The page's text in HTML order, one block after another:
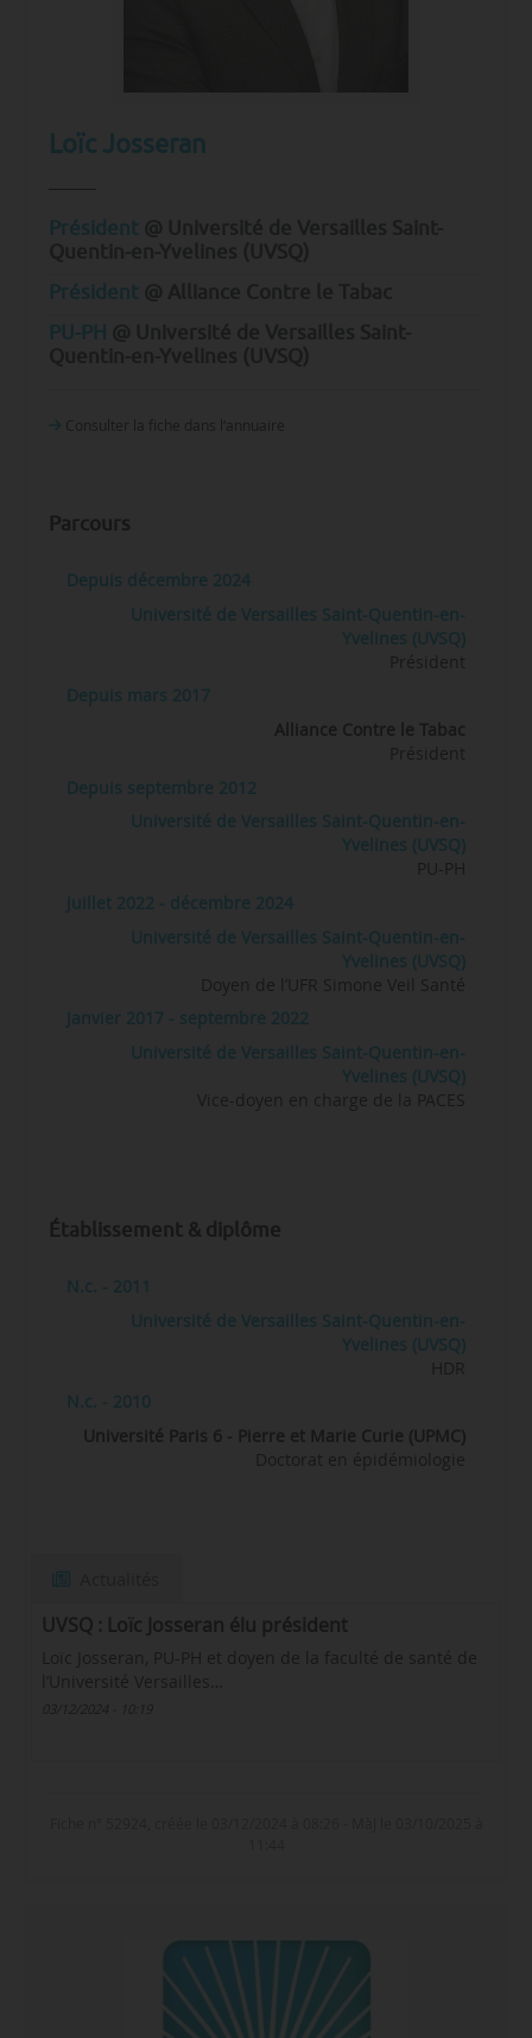
Loïc Josseran
Président
Président
PU-PH
Parcours
Depuis décembre 2024
Université de Versailles Saint-Quentin-en-
Yvelines (UVSQ)
Président
Depuis mars 2017
Alliance Contre le Tabac
Président
Depuis septembre 2012
Université de Versailles Saint-Quentin-en-
Yvelines (UVSQ)
PU-PH
Juillet 2022 - décembre 2024
Université de Versailles Saint-Quentin-en-
Yvelines (UVSQ)
Doyen de l’UFR Simone Veil Santé
Janvier 2017 - septembre 2022
Université de Versailles Saint-Quentin-en-
Yvelines (UVSQ)
Vice-doyen en charge de la PACES
Établissement & diplôme
N.c. - 2011
Université de Versailles Saint-Quentin-en-
Yvelines (UVSQ)
HDR
N.c. - 2010
Université Paris 6 - Pierre et Marie Curie (UPMC)
Doctorat en épidémiologie
UVSQ : Loïc Josseran élu président
Loïc Josseran, PU-PH et doyen de la faculté de santé de
l’Université Versailles…